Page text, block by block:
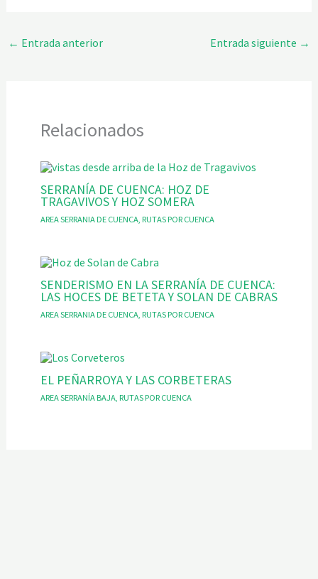
← Entrada anterior Entrada siguiente →
Relacionados
SERRANÍA DE CUENCA: HOZ DE
TRAGAVIVOS Y HOZ SOMERA
AREA SERRANIA DE CUENCA, RUTAS POR CUENCA
SENDERISMO EN LA SERRANÍA DE CUENCA:
LAS HOCES DE BETETA Y SOLAN DE CABRAS
AREA SERRANIA DE CUENCA, RUTAS POR CUENCA
EL PEÑARROYA Y LAS CORBETERAS
AREA SERRANÍA BAJA, RUTAS POR CUENCA